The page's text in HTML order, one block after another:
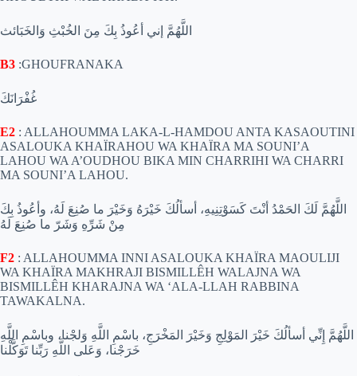
اللَّهُمَّ إني أعُوذُ بِكَ مِنَ الخُبْثِ وَالخَبَائث‏
B3 :GHOUFRANAKA
غُفْرَانَكَ
E2 : ALLAHOUMMA LAKA-L-HAMDOU ANTA KASAOUTINI
ASALOUKA KHAÏRAHOU WA KHAÏRA MA SOUNI’A
LAHOU WA A’OUDHOU BIKA MIN CHARRIHI WA CHARRI
MA SOUNI’A LAHOU.
اللَّهُمَّ لَكَ الحَمْدُ أنْتَ كَسَوْتِنِيهِ، أسألُكَ خَيْرَهُ وَخَيْرَ ما صُنِعَ لَهُ، وأعُوذُ بِكَ
مِنْ شَرِّهِ وَشَرّ ما صُنِعَ لَهُ
F2 : ALLAHOUMMA INNI ASALOUKA KHAÏRA MAOULIJI
WA KHAÏRA MAKHRAJI BISMILLÊH WALAJNA WA
BISMILLÊH KHARAJNA WA ‘ALA-LLAH RABBINA
TAWAKALNA.
اللَّهُمَّ إِنِّي أسألُكَ خَيْرَ المَوْلِجِ وَخَيْرَ المَخْرَجِ، باسْمِ اللَّهِ وَلجْنا، وباسْمِ اللَّهِ
خَرَجْنا، وَعَلى اللَّهِ رَبِّنا تَوَكَّلْنا